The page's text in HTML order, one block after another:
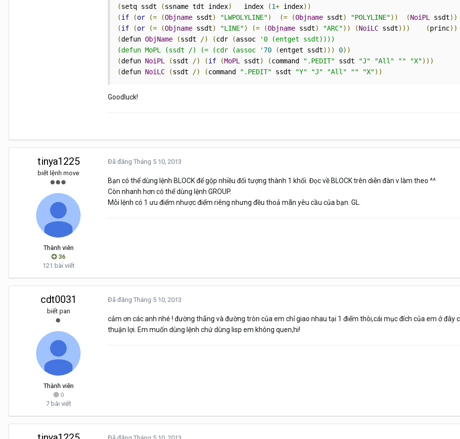
(setq ssdt (ssname tdt index) index (1+ index))
(if (or (= (Objname ssdt) "LWPOLYLINE") (= (Objname ssdt) "POLYLINE")) (NoiPL ssdt))
(if (or (= (Objname ssdt) "LINE") (= (Objname ssdt) "ARC")) (NoiLC ssdt))) (princ))
(defun ObjName (ssdt /) (cdr (assoc
'0 (entget ssdt))))
(defun MoPL (ssdt /) (= (cdr (assoc ' 70 (entget ssdt))) 0))
(defun NoiPL (ssdt /) (if (MoPL ssdt) (command ".PEDIT" ssdt "J" "All" "" "X")))
(defun NoiLC (ssdt /) (command ".PEDIT" ssdt "Y" "J" "All" "" "X"))
Goodluck!
tinya1225
biết lệnh move
Thành viên
36
121 bài viết
Đã đăng Tháng 5 10, 2013
Bạn có thể dùng lệnh BLOCK để gộp nhiều đối tượng thành 1 khối. Đọc về BLOCK trên diễn đàn v làm theo ^^
Còn nhanh hơn có thể dùng lệnh GROUP.
Mỗi lệnh có 1 ưu điểm nhược điểm riêng nhưng đều thoả mãn yêu cầu của bạn. GL.
cdt0031
biết pan
Thành viên
0
7 bài viết
Đã đăng Tháng 5 10, 2013
cảm ơn các anh nhé ! đường thẳng và đường tròn của em chỉ giao nhau tại 1 điểm thôi,cái mục đích của em ở đây
thuận lợi. Em muốn dùng lệnh chứ dùng lisp em không quen,hi!